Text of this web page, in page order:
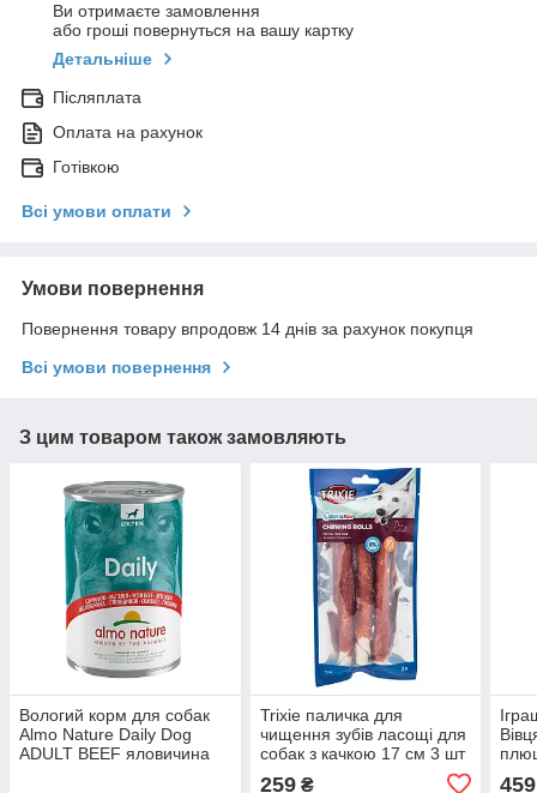
Ви отримаєте замовлення
або гроші повернуться на вашу картку
Детальніше
Післяплата
Оплата на рахунок
Готівкою
Всі умови оплати
Умови повернення
Повернення товару впродовж 14 днів за рахунок покупця
Всі умови повернення
З цим товаром також замовляють
Вологий корм для собак
Almo Nature Daily Dog
ADULT BEEF яловичина
Trixie паличка для
чищення зубів ласощі для
собак з качкою 17 см 3 шт
259₴ 459